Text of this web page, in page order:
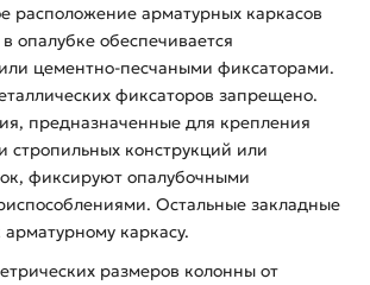
расположение арматурных каркасов
опалубке обеспечивается
цементно-песчаными фиксаторами.
фиксаторов запрещено.
предназначенные для крепления
стропильных конструкций или
фиксируют опалубочными
Остальные закладные
каркасу.
размеров колонны от